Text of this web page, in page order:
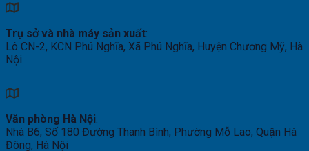
Trụ sở và nhà máy sản xuất:
Lô CN-2, KCN Phú Nghĩa, Xã Phú Nghĩa, Huyện Chương Mỹ, Hà
Nội
Văn phòng Hà Nội:
Nhà B6, Số 180 Đường Thanh Bình, Phường Mỗ Lao, Quận Hà
Đông, Hà Nội